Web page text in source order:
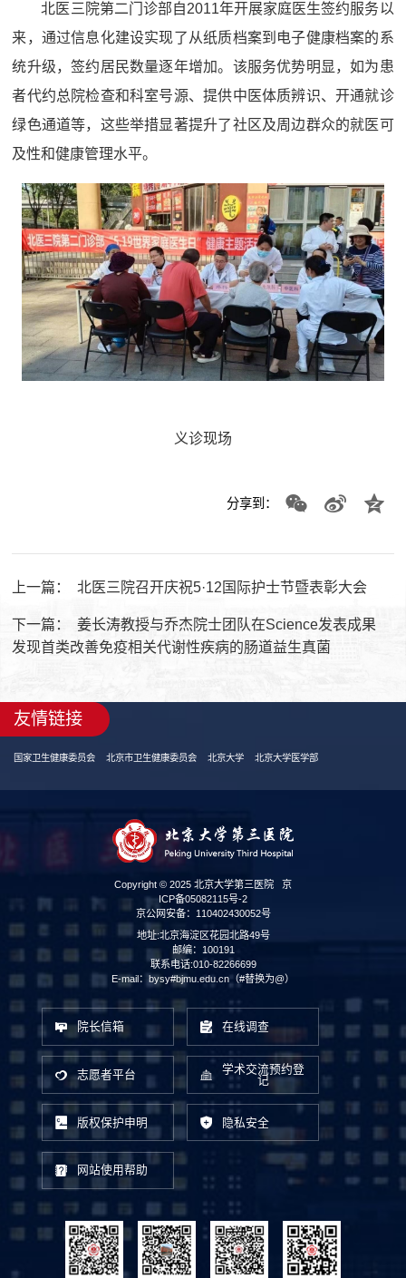
北医三院第二门诊部自2011年开展家庭医生签约服务以
来，通过信息化建设实现了从纸质档案到电子健康档案的系
统升级，签约居民数量逐年增加。该服务优势明显，如为患
者代约总院检查和科室号源、提供中医体质辨识、开通就诊
绿色通道等，这些举措显著提升了社区及周边群众的就医可
及性和健康管理水平。
义诊现场
分享到：
上一篇： 北医三院召开庆祝5·12国际护士节暨表彰大会
下一篇：
姜长涛教授与乔杰院士团队在Science发表成果
发现首类改善免疫相关代谢性疾病的肠道益生真菌
友情链接
国家卫生健康委员会 北京市卫生健康委员会 北京大学 北京大学医学部
Copyright © 2025 北京大学第三医院 京
ICP备05082115号-2
京公网安备：110402430052号
地址:北京海淀区花园北路49号
邮编：100191
联系电话:010-82266699
E-mail：bysy#bjmu.edu.cn（#替换为@）
院长信箱 在线调查
志愿者平台
学术交流预约登
记
版权保护申明 隐私安全
网站使用帮助